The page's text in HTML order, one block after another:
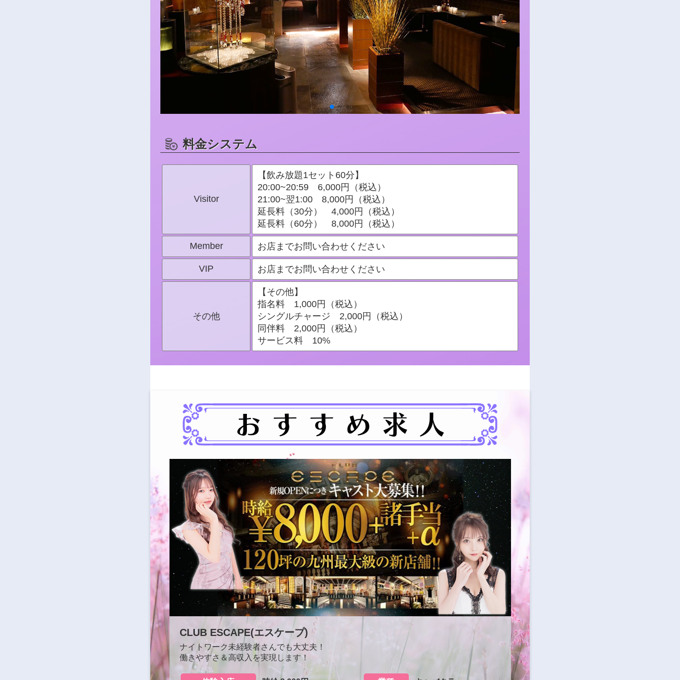
料金システム
Visitor
【飲み放題1セット60分】
20:00~20:59 6,000円（税込）
21:00~翌1:00 8,000円（税込）
延長料（30分） 4,000円（税込）
延長料（60分） 8,000円（税込）
Member お店までお問い合わせください
VIP お店までお問い合わせください
その他
【その他】
指名料 1,000円（税込）
シングルチャージ 2,000円（税込）
同伴料 2,000円（税込）
サービス料 10%
CLUB ESCAPE(エスケープ)
ナイトワーク未経験者さんでも大丈夫！
働きやすさ＆高収入を実現します！
くらぶ 怜(れい)
一緒盛り上げてくれる方を大募集しており